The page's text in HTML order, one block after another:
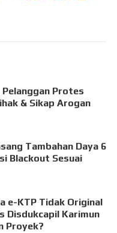
Protes
& Sikap Arogan
Tambahan Daya 6
Blackout Sesuai
e-KTP Tidak Original
Disdukcapil Karimun
Proyek?